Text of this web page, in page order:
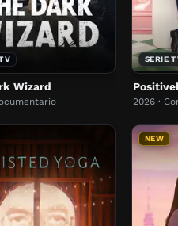
Wizard
SERIE
2026 ·
NEW